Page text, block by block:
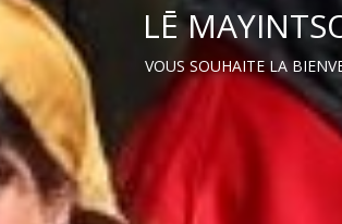
LĒ
VOUS SOUHAITE LA